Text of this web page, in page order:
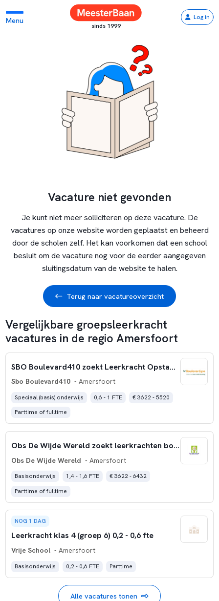
Menu
sinds 1999
Log in
Vacature niet gevonden
Je kunt niet meer solliciteren op deze vacature. De
vacatures op onze website worden geplaatst en beheerd
door de scholen zelf. Het kan voorkomen dat een school
besluit om de vacature nog voor de eerder aangegeven
sluitingsdatum van de website te halen.
Terug naar vacatureoverzicht
Vergelijkbare groepsleerkracht
vacatures in de regio Amersfoort
SBO Boulevard410 zoekt Leerkracht Opstapklas 24 – 40 uur per week
Sbo Boulevard410 - Amersfoort
Speciaal (basis) onderwijs 0,6 - 1 FTE
€ 3622 - 5520
Parttime of fulltime
Obs De Wijde Wereld zoekt leerkrachten bovenbouw (1,4 tot 1,6 fte)
Obs De Wijde Wereld - Amersfoort
Basisonderwijs 1,4 - 1,6 FTE
€ 3622 - 6432
Parttime of fulltime
NOG 1 DAG
Leerkracht klas 4 (groep 6) 0,2 - 0,6 fte
Vrije School - Amersfoort
Basisonderwijs 0,2 - 0,6 FTE Parttime
Alle vacatures tonen